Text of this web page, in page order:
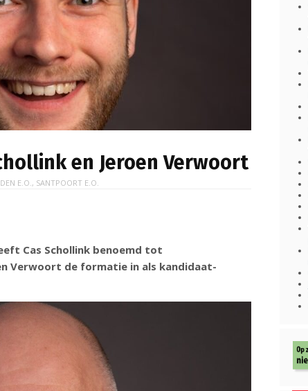
en Jeroen Verwoort
E.O., SANTPOORT E.O.
Cas Schollink benoemd tot
Verwoort de formatie in als kandidaat-